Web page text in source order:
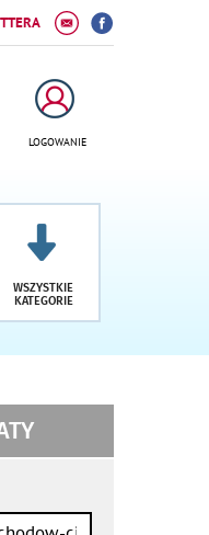
LOGOWANIE
WSZYSTKIE
KATEGORIE